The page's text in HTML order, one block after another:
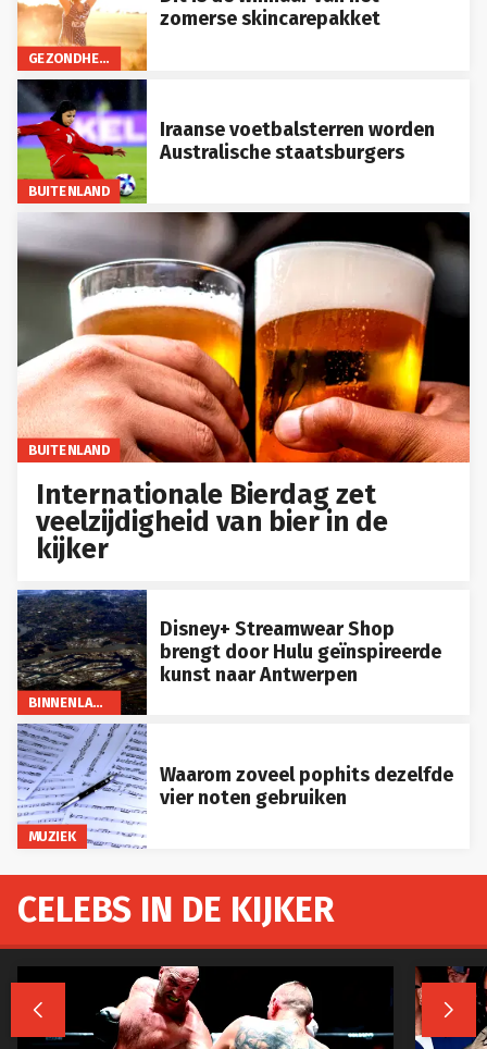
GEZONDHEID
zomerse skincarepakket
BUITENLAND
Iraanse voetbalsterren worden
Australische staatsburgers
BUITENLAND
Internationale Bierdag zet
veelzijdigheid van bier in de
kijker
BINNENLAND
Disney+ Streamwear Shop
brengt door Hulu geïnspireerde
kunst naar Antwerpen
MUZIEK
Waarom zoveel pophits dezelfde
vier noten gebruiken
CELEBS IN DE KIJKER
 